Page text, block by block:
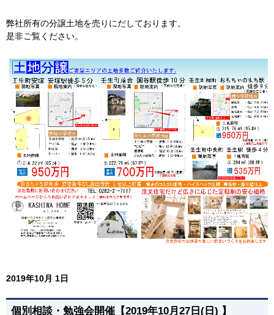
弊社所有の分譲土地を売りにだしております。
是非ご覧ください。
2019年10月 1日
個別相談・勉強会開催【2019年10月27日(日) 】